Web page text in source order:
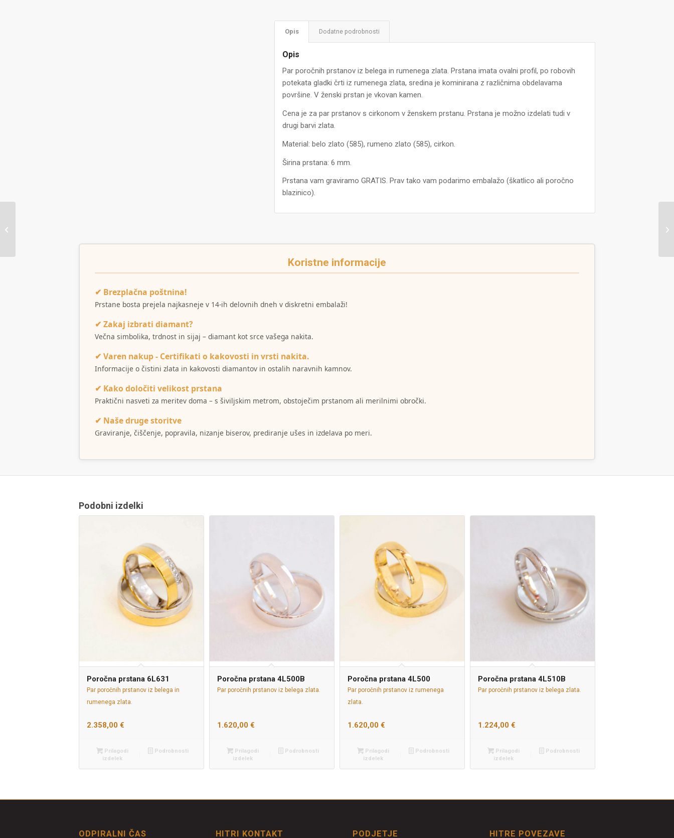
Opis Dodatne podrobnosti
Opis
Par poročnih prstanov iz belega in rumenega zlata. Prstana imata ovalni profil, po robovih
potekata gladki črti iz rumenega zlata, sredina je kominirana z različnima obdelavama
površine. V ženski prstan je vkovan kamen.
Cena je za par prstanov s cirkonom v ženskem prstanu. Prstana je možno izdelati tudi v
drugi barvi zlata.
Material: belo zlato (585), rumeno zlato (585), cirkon.
Širina prstana: 6 mm.
Prstana vam graviramo GRATIS. Prav tako vam podarimo embalažo (škatlico ali poročno
blazinico).
Koristne informacije
✔ Brezplačna poštnina!
Prstane bosta prejela najkasneje v 14-ih delovnih dneh v diskretni embalaži!
✔ Zakaj izbrati diamant?
Večna simbolika, trdnost in sijaj – diamant kot srce vašega nakita.
✔ Varen nakup - Certifikati o kakovosti in vrsti nakita.
Informacije o čistini zlata in kakovosti diamantov in ostalih naravnih kamnov.
✔ Kako določiti velikost prstana
Praktični nasveti za meritev doma – s šiviljskim metrom, obstoječim prstanom ali merilnimi obročki.
✔ Naše druge storitve
Graviranje, čiščenje, popravila, nizanje biserov, prediranje ušes in izdelava po meri.
Podobni izdelki
Poročna prstana 6L631
Par poročnih prstanov iz belega in
rumenega zlata.
2.358,00 €
Prilagodi
izdelek
Podrobnosti
Poročna prstana 4L500B
Par poročnih prstanov iz belega zlata.
1.620,00€
Prilagodi
izdelek
Podrobnosti
Poročna prstana 4L500
Par poročnih prstanov iz rumenega
zlata.
1.620,00€
Prilagodi
izdelek
Podrobnosti
Poročna prstana 4L510B
Par poročnih prstanov iz belega zlata.
1.224,00€
Prilagodi
izdelek
Podrobnosti
ODPIRALNI ČAS HITRI KONTAKT PODJETJE HITRE POVEZAVE